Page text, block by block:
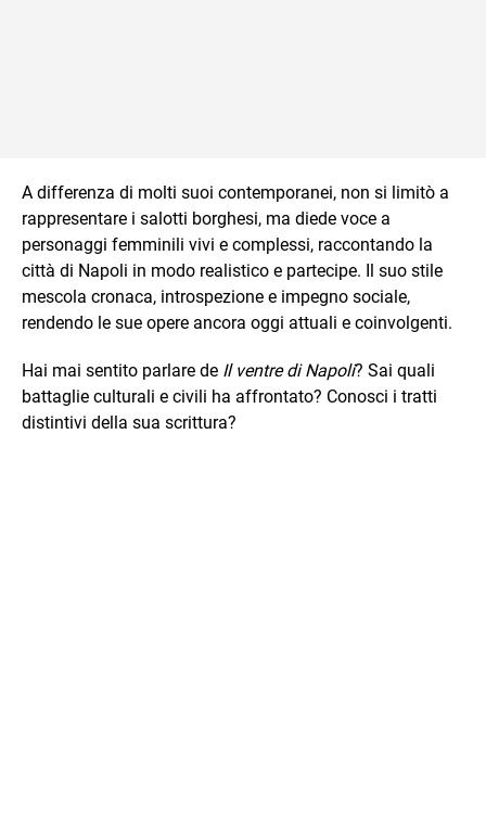
A differenza di molti suoi contemporanei, non si limitò a
rappresentare i salotti borghesi, ma diede voce a
personaggi femminili vivi e complessi, raccontando la
città di Napoli in modo realistico e partecipe. Il suo stile
mescola cronaca, introspezione e impegno sociale,
rendendo le sue opere ancora oggi attuali e coinvolgenti.
Hai mai sentito parlare de Il ventre di Napoli? Sai quali
battaglie culturali e civili ha affrontato? Conosci i tratti
distintivi della sua scrittura?